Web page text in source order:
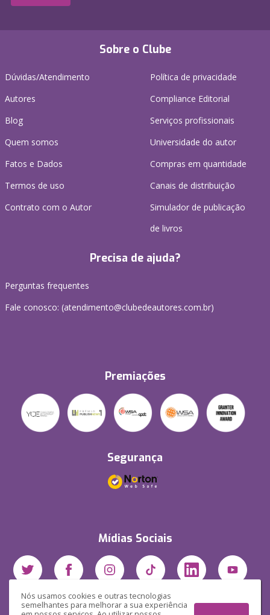
Nós usamos cookies e outras tecnologias
semelhantes para melhorar a sua experiência
Sobre o Clube
Dúvidas/Atendimento
Autores
Blog
Quem somos
Fatos e Dados
Termos de uso
Contrato com o Autor
Política de privacidade
Compliance Editorial
Serviços profissionais
Universidade do autor
Compras em quantidade
Canais de distribuição
Simulador de publicação
de livros
Precisa de ajuda?
Perguntas frequentes
Fale conosco: (atendimento@clubedeautores.com.br)
Premiações
Segurança
Mídias Sociais